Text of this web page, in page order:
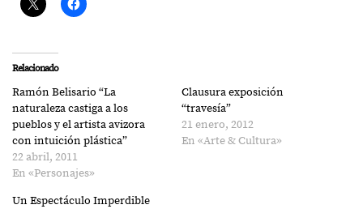
Relacionado
Ramón Belisario “La
naturaleza castiga a los
pueblos y el artista avizora
con intuición plástica”
22 abril, 2011
En «Personajes»
Clausura exposición
“travesía”
21 enero, 2012
En «Arte & Cultura»
Un Espectáculo Imperdible